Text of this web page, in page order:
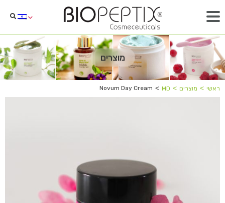
מוצרים
ראשי ˂ מוצרים ˂
MD
˂